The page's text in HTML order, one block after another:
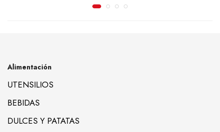
Alimentación
UTENSILIOS
BEBIDAS
DULCES Y PATATAS